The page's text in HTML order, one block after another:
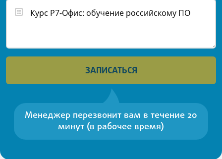
ЗАПИСАТЬСЯ
Менеджер перезвонит вам в течение 20
минут (в рабочее время)